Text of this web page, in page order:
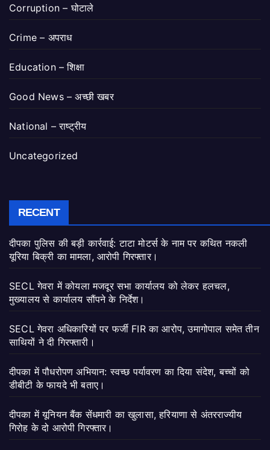
Corruption – घोटाले
Crime – अपराध
Education – शिक्षा
Good News – अच्छी खबर
National – राष्ट्रीय
Uncategorized
RECENT
दीपका पुलिस की बड़ी कार्रवाई: टाटा मोटर्स के नाम पर कथित नकली
यूरिया बिक्री का मामला, आरोपी गिरफ्तार।
SECL गेवरा में कोयला मजदूर सभा कार्यालय को लेकर हलचल,
मुख्यालय से कार्यालय सौंपने के निर्देश।
SECL गेवरा अधिकारियों पर फर्जी FIR का आरोप, उमागोपाल समेत तीन
साथियों ने दी गिरफ्तारी।
दीपका में पौधरोपण अभियान: स्वच्छ पर्यावरण का दिया संदेश, बच्चों को
डीबीटी के फायदे भी बताए।
दीपका में यूनियन बैंक सेंधमारी का खुलासा, हरियाणा से अंतरराज्यीय
गिरोह के दो आरोपी गिरफ्तार।